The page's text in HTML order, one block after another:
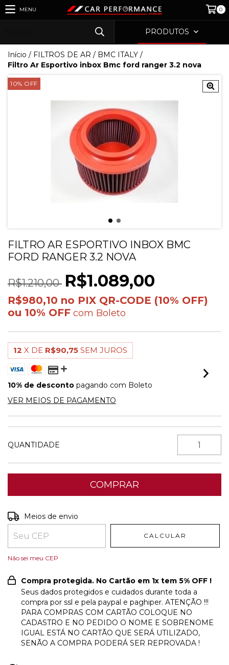
MENU 0
PRODUTOS
Início / FILTROS DE AR / BMC ITALY /
Filtro Ar Esportivo inbox Bmc ford ranger 3.2 nova
10% OFF
FILTRO AR ESPORTIVO INBOX BMC
FORD RANGER 3.2 NOVA
R$1.210,00 R$1.089,00
R$980,10
com Boleto
12 X DE R$90,75 SEM JUROS
10% de desconto pagando com Boleto
VER MEIOS DE PAGAMENTO
QUANTIDADE
Entregas para o CEP:
Meios de envio
CALCULAR
Não sei meu CEP
Compra protegida. No Cartão em 1x tem 5% OFF !
Seus dados protegidos e cuidados durante toda a
compra por ssl e pela paypal e paghiper. ATENÇÃO !!!
PARA COMPRAS COM CARTÃO COLOQUE NO
CADASTRO E NO PEDIDO O NOME E SOBRENOME
IGUAL ESTÁ NO CARTÃO QUE SERÁ UTILIZADO,
SENÃO A COMPRA PODERÁ SER REPROVADA !